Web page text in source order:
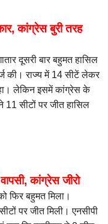
कांग्रेस बुरी तरह
दूसरी बार बहुमत हासिल
की। राज्य में 14 सीटें लेकर
लेकिन इसमें कांग्रेस के
11 सीटों पर जीत हासिल
कांग्रेस जीरो
फिर बहुमत मिला।
पर जीत मिली। एनसीपी